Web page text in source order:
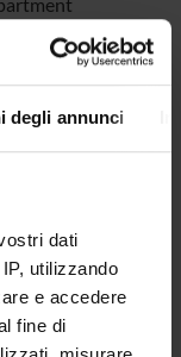
degli annunci
dati
utilizzando
e accedere
fine di